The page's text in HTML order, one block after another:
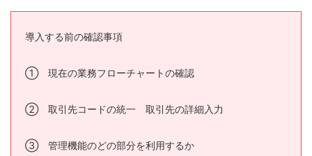
導入する前の確認事項
① 現在の業務フローチャートの確認
② 取引先コードの統一 取引先の詳細入力
③ 管理機能のどの部分を利用するか